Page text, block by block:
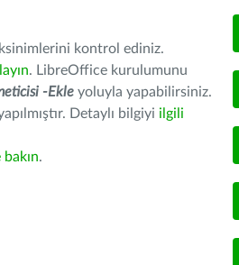
kontrol ediniz.
. LibreOffice kurulumunu
-Ekle yoluyla yapabilirsiniz.
Detaylı bilgiyi ilgili
.